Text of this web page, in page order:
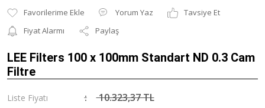
Yorum Yaz
Tavsiye Et
Fiyat Alarmı
Paylaş
LEE Filters 100 x 100mm Standart ND 0.3 Cam
Filtre
Liste Fiyatı 10.323,37 TL